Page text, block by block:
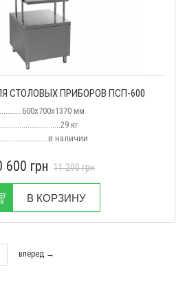
СТОЛОВЫХ ПРИБОРОВ ПСП-600
мм
кг
наличии
600 грн 11 200грн
В КОРЗИНУ
вперед →